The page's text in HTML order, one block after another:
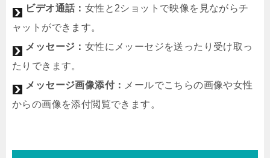
ビデオ通話： 女性と2ショットで映像を見ながらチ
ャットができます。
メッセージ： 女性にメッーセジを送ったり受け取っ
たりできます。
メッセージ画像添付： メールでこちらの画像や女性
からの画像を添付閲覧できます。